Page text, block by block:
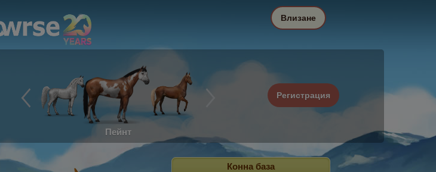
Пейнт
Регистрация
Влизане
Конна база